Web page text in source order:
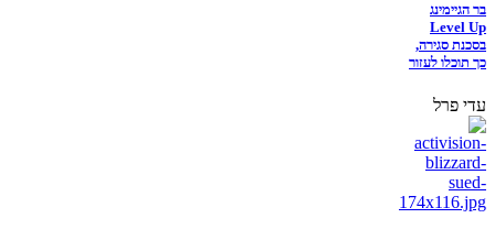
בר הגיימינג
Level Up
בסכנת סגירה,
כך תוכלו לעזור
עדי פרל